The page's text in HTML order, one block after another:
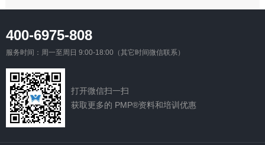
400-6975-808
服务时间：周一至周日 9:00-18:00（其它时间微信联系）
打开微信扫一扫
获取更多的 PMP®资料和培训优惠